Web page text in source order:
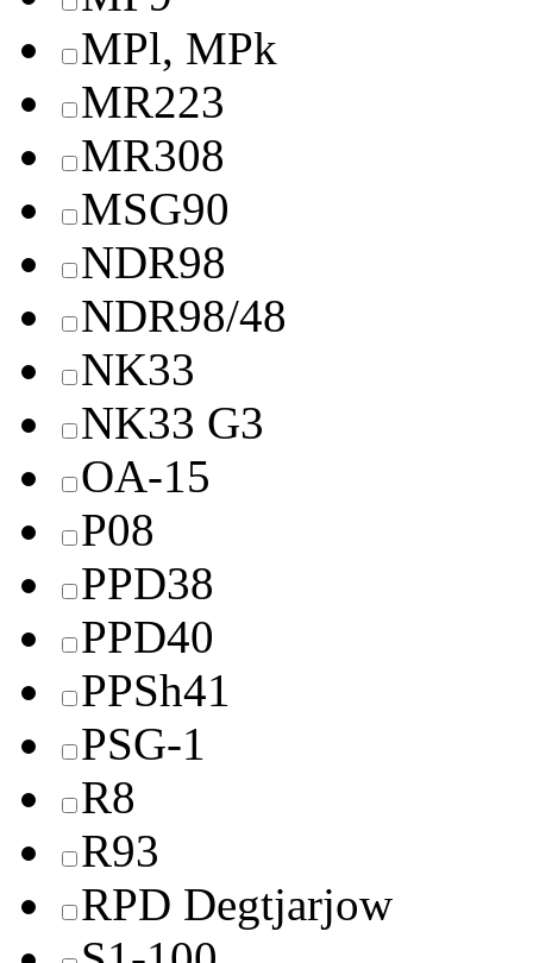
MPl, MPk
MR223
MR308
MSG90
NDR98
NDR98/48
NK33
NK33 G3
OA-15
P08
PPD38
PPD40
PPSh41
PSG-1
R8
R93
RPD Degtjarjow